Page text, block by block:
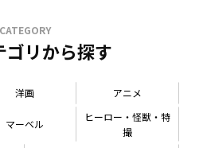
CATEGORY
ゴリから探す
洋画 アニメ
マーベル
ヒーロー・怪獣・特
撮